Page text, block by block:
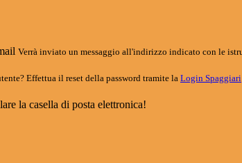
Verrà inviato un messaggio all'indirizzo indicato con le
Effettua il reset della password tramite la Login Spaggiari
la casella di posta elettronica!